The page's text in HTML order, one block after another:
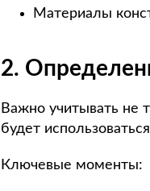
Материалы
2.
Важно учитывать не
будет
Ключевые моменты: